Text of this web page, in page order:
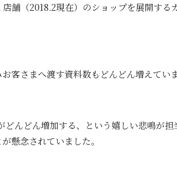
舗（2018.2現在）のショップを展開する
客さまへ渡す資料数もどんどん増えていま
んどん増加する、という嬉しい悲鳴が担
懸念されていました。